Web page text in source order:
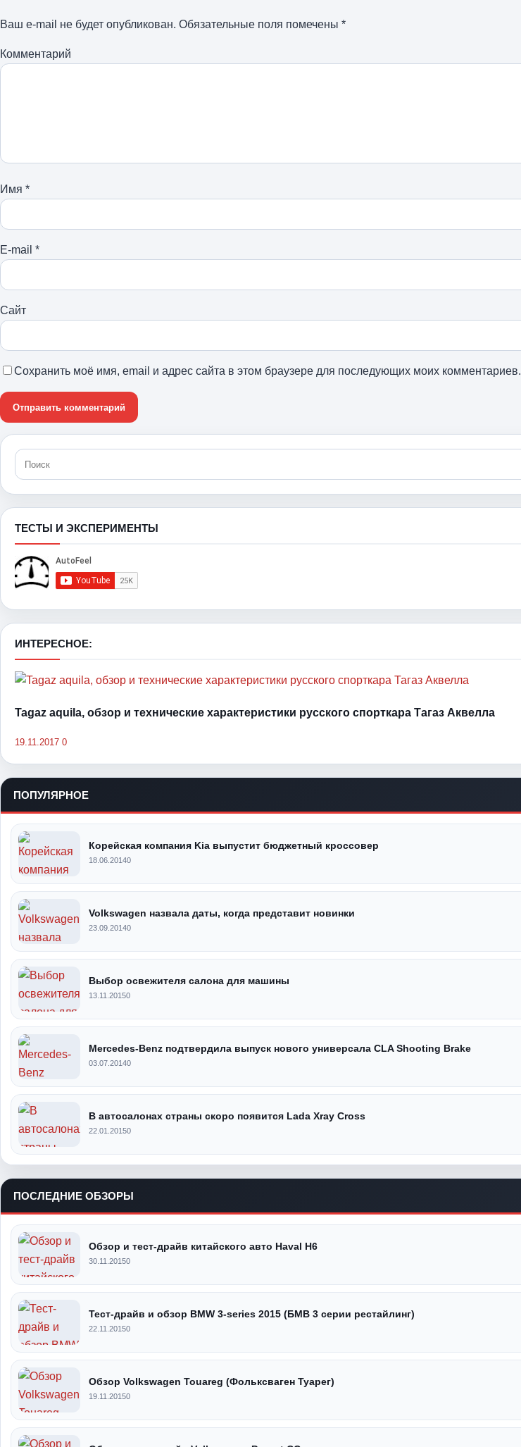
Ваш e-mail не будет опубликован. Обязательные поля помечены *
Комментарий
Имя *
E-mail *
Сайт
Сохранить моё имя, email и адрес сайта в этом браузере для последующих моих комментариев.
ТЕСТЫ И ЭКСПЕРИМЕНТЫ
ИНТЕРЕСНОЕ:
Tagaz aquila, обзор и технические характеристики русского спорткара Тагаз Аквелла
19.11.2017 0
ПОПУЛЯРНОЕ
Корейская компания Kia выпустит бюджетный кроссовер
18.06.20140
Volkswagen назвала даты, когда представит новинки
23.09.20140
Выбор освежителя салона для машины
13.11.20150
Mercedes-Benz подтвердила выпуск нового универсала CLA Shooting Brake
03.07.20140
В автосалонах страны скоро появится Lada Xray Cross
22.01.20150
ПОСЛЕДНИЕ ОБЗОРЫ
Обзор и тест-драйв китайского авто Haval H6
30.11.20150
Тест-драйв и обзор BMW 3-series 2015 (БМВ 3 серии рестайлинг)
22.11.20150
Обзор Volkswagen Touareg (Фольксваген Туарег)
19.11.20150